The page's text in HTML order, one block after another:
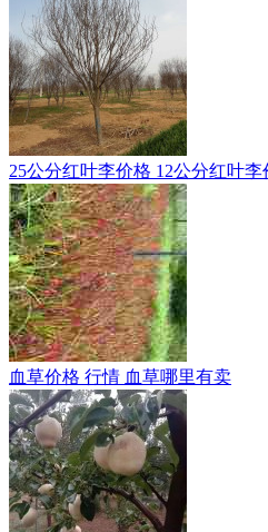
25公分红叶李价格 12公分红叶
血草价格 行情 血草哪里有卖